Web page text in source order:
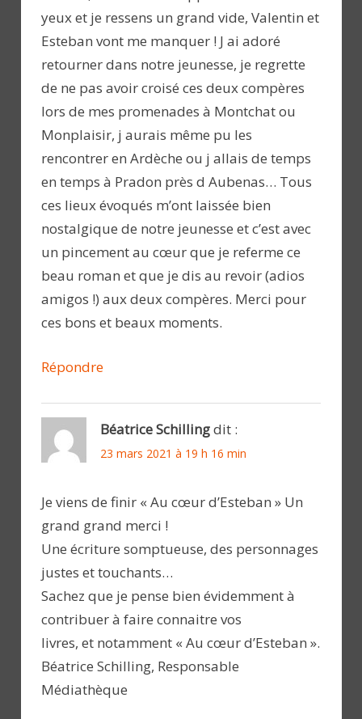
yeux et je ressens un grand vide, Valentin et
Esteban vont me manquer ! J ai adoré
retourner dans notre jeunesse, je regrette
de ne pas avoir croisé ces deux compères
lors de mes promenades à Montchat ou
Monplaisir, j aurais même pu les
rencontrer en Ardèche ou j allais de temps
en temps à Pradon près d Aubenas… Tous
ces lieux évoqués m’ont laissée bien
nostalgique de notre jeunesse et c’est avec
un pincement au cœur que je referme ce
beau roman et que je dis au revoir (adios
amigos !) aux deux compères. Merci pour
ces bons et beaux moments.
Répondre
Béatrice Schillingdit :
23 mars 2021 à 19 h 16 min
Je viens de finir « Au cœur d’Esteban » Un
grand grand merci !
Une écriture somptueuse, des personnages
justes et touchants…
Sachez que je pense bien évidemment à
contribuer à faire connaitre vos
livres, et notamment « Au cœur d’Esteban ».
Béatrice Schilling, Responsable
Médiathèque